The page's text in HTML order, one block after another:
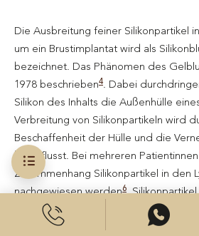
Die Ausbreitung feiner Silikonpartikel
um ein Brustimplantat wird als
bezeichnet. Das Phänomen des
1978 beschrieben4. Dabei
Silikon des Inhalts die Außenhülle
Verbreitung von Silikonpartikeln wird
Beschaffenheit der Hülle und die
beeinflusst. Bei mehreren
Zusammenhang Silikonpartikel in den
nachgewiesen werden6.
Fallbericht auch in anderen
werden7. Auch nach Tätowierungen